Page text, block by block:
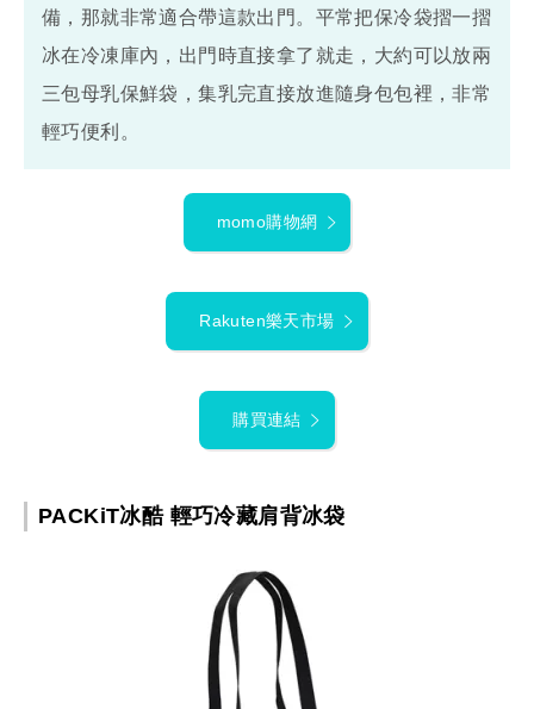
備，那就非常適合帶這款出門。平常把保冷袋摺一摺
冰在冷凍庫內，出門時直接拿了就走，大約可以放兩
三包母乳保鮮袋，集乳完直接放進隨身包包裡，非常
輕巧便利。
momo購物網
Rakuten樂天市場
購買連結
PACKiT冰酷 輕巧冷藏肩背冰袋